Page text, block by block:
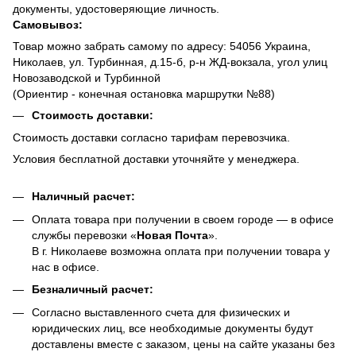
документы, удостоверяющие личность.
Самовывоз:
Товар можно забрать самому по адресу: 54056 Украина,
Николаев, ул. Турбинная, д.15-б, р-н ЖД-вокзала, угол улиц
Новозаводской и Турбинной
(Ориентир - конечная остановка маршрутки №88)
Стоимость доставки:
Стоимость доставки согласно тарифам перевозчика.
Условия бесплатной доставки уточняйте у менеджера.
Наличный расчет:
Оплата товара при получении в своем городе — в офисе
службы перевозки «Новая Почта».
В г. Николаеве возможна оплата при получении товара у
нас в офисе.
Безналичный расчет:
Согласно выставленного счета для физических и
юридических лиц, все необходимые документы будут
доставлены вместе с заказом, цены на сайте указаны без